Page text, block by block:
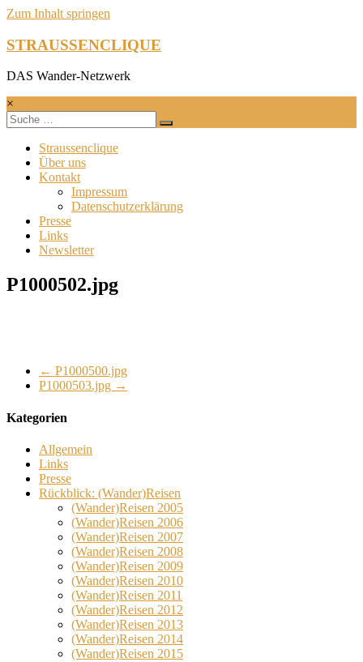
Zum Inhalt springen
STRAUSSENCLIQUE
DAS Wander-Netzwerk
×
Straussenclique
Über uns
Kontakt
Impressum
Datenschutzerklärung
Presse
Links
Newsletter
P1000502.jpg
← P1000500.jpg
P1000503.jpg →
Kategorien
Allgemein
Links
Presse
Rückblick: (Wander)Reisen
(Wander)Reisen 2005
(Wander)Reisen 2006
(Wander)Reisen 2007
(Wander)Reisen 2008
(Wander)Reisen 2009
(Wander)Reisen 2010
(Wander)Reisen 2011
(Wander)Reisen 2012
(Wander)Reisen 2013
(Wander)Reisen 2014
(Wander)Reisen 2015